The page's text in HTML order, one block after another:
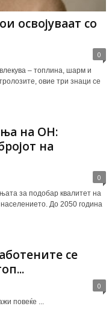
освојуваат со
0
– топлина, шарм и
овие три знаци се
на ОН:
на
0
за подобар квалитет на
До 2050 година
се
0
повеќе ...